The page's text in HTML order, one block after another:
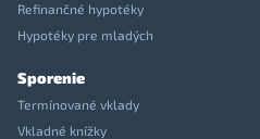
Refinančné hypotéky
Hypotéky pre mladých
Sporenie
Termínované vklady
Vkladné knížky